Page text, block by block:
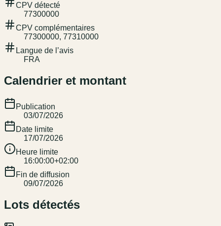
CPV détecté
77300000
CPV complémentaires
77300000, 77310000
Langue de l’avis
FRA
Calendrier et montant
Publication
03/07/2026
Date limite
17/07/2026
Heure limite
16:00:00+02:00
Fin de diffusion
09/07/2026
Lots détectés